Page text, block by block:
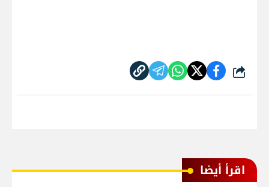
شارك
اقرأ أيضا